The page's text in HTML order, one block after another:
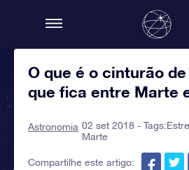
O que é o cinturão
que fica entre Marte
Astronomia 02 set 2018 - Tags:
Marte
Compartilhe este artigo: